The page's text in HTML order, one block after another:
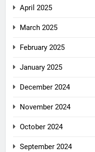
April 2025
March 2025
February 2025
January 2025
December 2024
November 2024
October 2024
September 2024